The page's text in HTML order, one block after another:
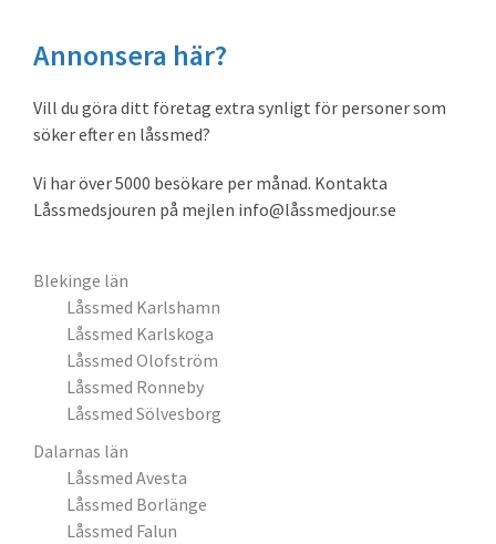
Annonsera här?
Vill du göra ditt företag extra synligt för personer som
söker efter en låssmed?
Vi har över 5000 besökare per månad. Kontakta
Låssmedsjouren på mejlen info@låssmedjour.se
Blekinge län
Låssmed Karlshamn
Låssmed Karlskoga
Låssmed Olofström
Låssmed Ronneby
Låssmed Sölvesborg
Dalarnas län
Låssmed Avesta
Låssmed Borlänge
Låssmed Falun